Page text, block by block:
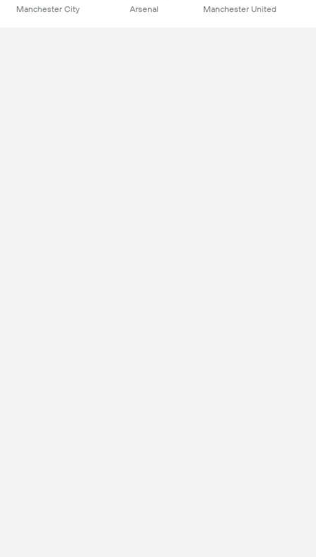
Manchester City Arsenal Manchester United